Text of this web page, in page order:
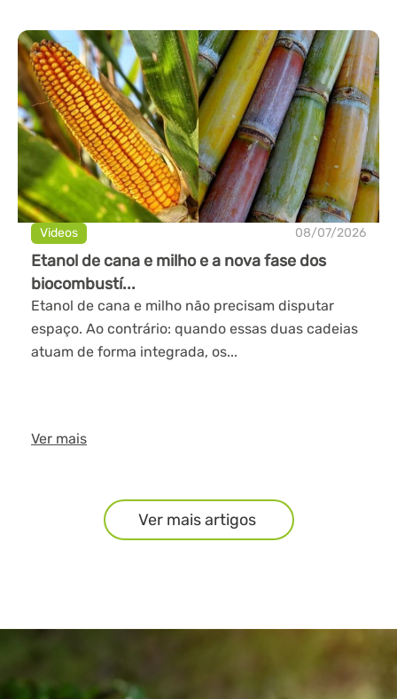
Videos 08/07/2026
Etanol de cana e milho e a nova fase dos
biocombustí...
Etanol de cana e milho não precisam disputar
espaço. Ao contrário: quando essas duas cadeias
atuam de forma integrada, os...
Ver mais
Ver mais artigos